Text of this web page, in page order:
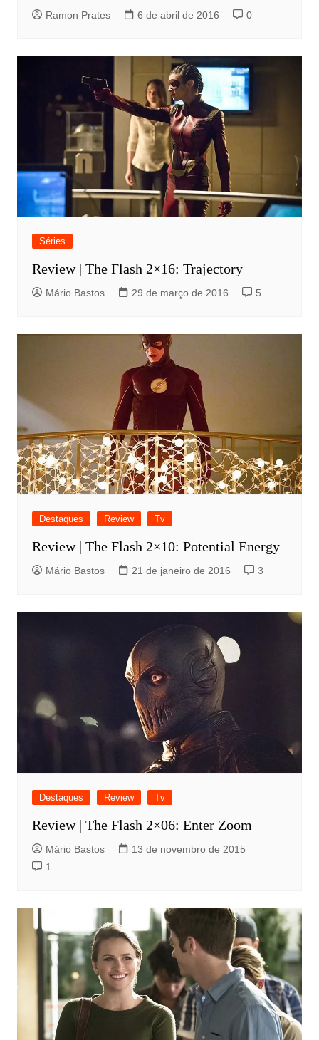
Ramon Prates 6 de abril de 2016 0
Séries
Review | The Flash 2×16: Trajectory
Mário Bastos 29 de março de 2016 5
Destaques Review Tv
Review | The Flash 2×10: Potential Energy
Mário Bastos 21 de janeiro de 2016 3
Destaques Review Tv
Review | The Flash 2×06: Enter Zoom
Mário Bastos
13 de novembro de 2015
1